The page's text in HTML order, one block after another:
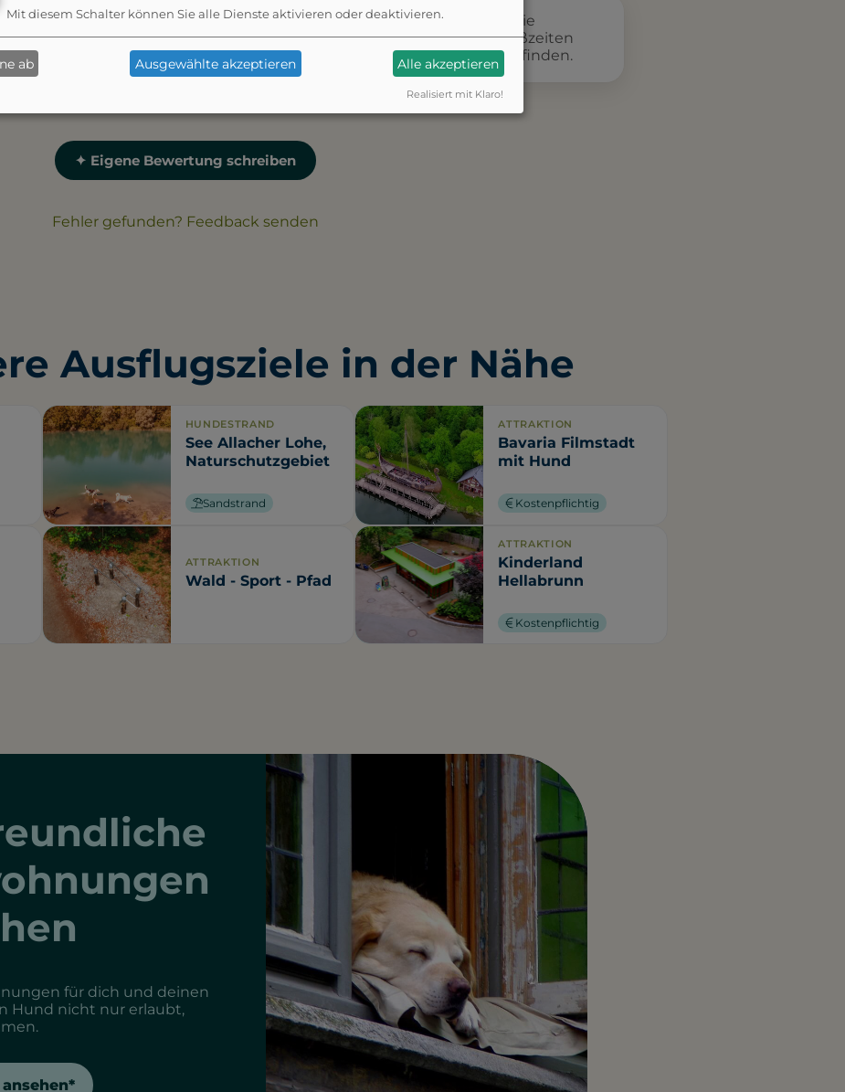
Vielzahl von
darunter
Spazierwege.
Einige Nutzer haben angemerkt, dass die
Parkplätze begrenzt sind und es zu Stoßzeiten
schwierig sein kann, einen Parkplatz zu finden.
✦ Eigene Bewertung schreiben
Fehler gefunden? Feedback senden
Ausflugsziele in der Nähe
HUNDESTRAND
See Allacher Lohe,
Naturschutzgebiet
Sandstrand
ATTRAKTION
Bavaria Filmstadt
mit Hund
Kostenpflichtig
ATTRAKTION
Wald - Sport - Pfad
ATTRAKTION
Kinderland
Hellabrunn
Kostenpflichtig
für dich und deinen
Hund nicht nur erlaubt,
Mit diesem Schalter können Sie alle Dienste aktivieren oder deaktivieren.
ab Ausgewählte akzeptieren Alle akzeptieren
Realisiert mit Klaro!